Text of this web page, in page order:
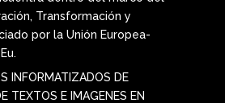
Transformación y
por la Unión Europea-
INFORMATIZADOS DE
TEXTOS E IMAGENES EN